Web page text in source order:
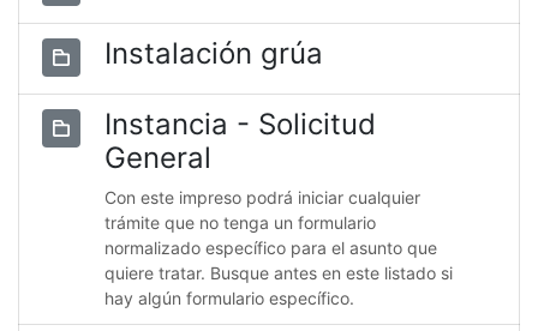
Instalación grúa
Instancia - Solicitud
General
Con este impreso podrá iniciar cualquier
trámite que no tenga un formulario
normalizado específico para el asunto que
quiere tratar. Busque antes en este listado si
hay algún formulario específico.